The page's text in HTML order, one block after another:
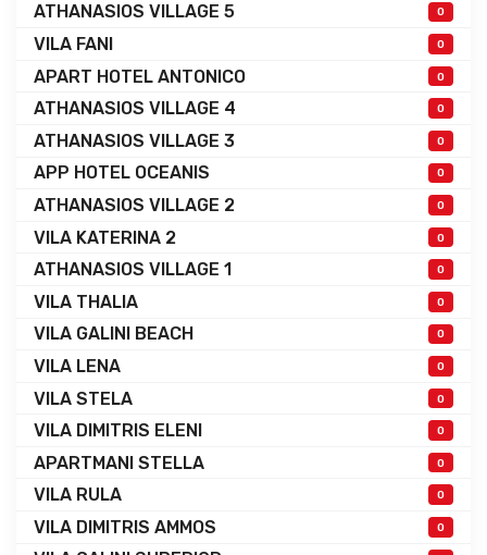
ATHANASIOS VILLAGE 5 0
VILA FANI 0
APART HOTEL ANTONICO 0
ATHANASIOS VILLAGE 4 0
ATHANASIOS VILLAGE 3 0
APP HOTEL OCEANIS 0
ATHANASIOS VILLAGE 2 0
VILA KATERINA 2 0
ATHANASIOS VILLAGE 1 0
VILA THALIA 0
VILA GALINI BEACH 0
VILA LENA 0
VILA STELA 0
VILA DIMITRIS ELENI 0
APARTMANI STELLA 0
VILA RULA 0
VILA DIMITRIS AMMOS 0